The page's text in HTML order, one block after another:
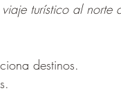
turístico al norte
destinos.